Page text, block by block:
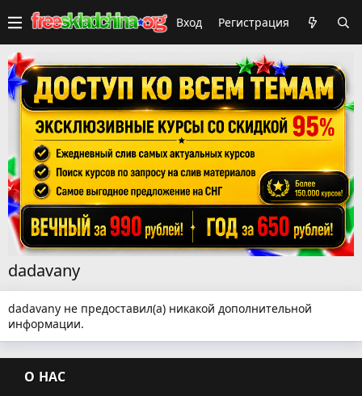
Вход Регистрация
dadavany
dadavany не предоставил(а) никакой дополнительной
информации.
О НАС